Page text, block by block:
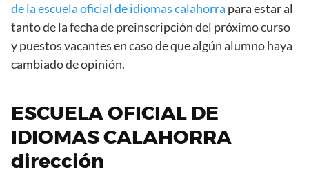
de la escuela oficial de idiomas calahorra para estar al
tanto de la fecha de preinscripción del próximo curso
y puestos vacantes en caso de que algún alumno haya
cambiado de opinión.
ESCUELA OFICIAL DE
IDIOMAS CALAHORRA
dirección